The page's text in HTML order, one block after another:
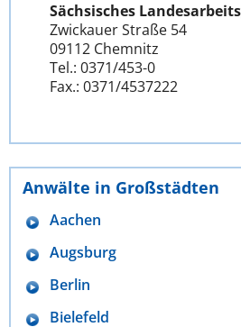
Sächsisches
Zwickauer Straße 54
09112 Chemnitz
Tel.: 0371/453-0
Fax.: 0371/4537222
Anwälte in Großstädten
Aachen
Augsburg
Berlin
Bielefeld